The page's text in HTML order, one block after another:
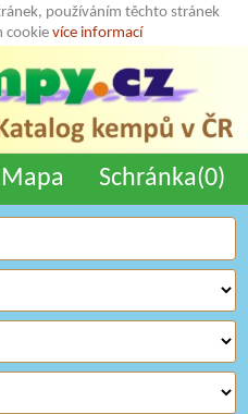
používáním těchto stránek
cookie více informací
Mapa Schránka(0)